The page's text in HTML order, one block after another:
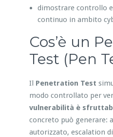
dimostrare controllo
continuo in ambito
Cos’è un
Test (Pen
Il Penetration Test
modo controllato per
vulnerabilità è
concreto può generare:
autorizzato, escalation